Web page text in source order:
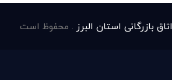
اتاق بازرگانی استان البرز . محفوظ است